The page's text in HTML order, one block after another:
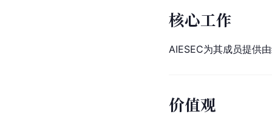
核心工作
AIESEC为其成员提供
价值观